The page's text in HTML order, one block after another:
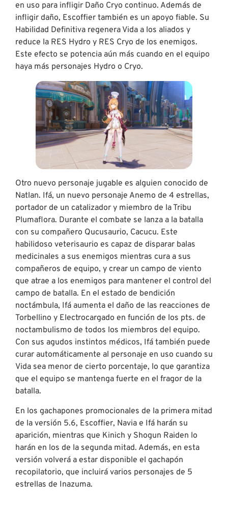
en uso para infligir Daño Cryo continuo. Además de
infligir daño, Escoffier también es un apoyo fiable. Su
Habilidad Definitiva regenera Vida a los aliados y
reduce la RES Hydro y RES Cryo de los enemigos.
Este efecto se potencia aún más cuando en el equipo
haya más personajes Hydro o Cryo.
Otro nuevo personaje jugable es alguien conocido de
Natlan. Ifá, un nuevo personaje Anemo de 4 estrellas,
portador de un catalizador y miembro de la Tribu
Plumaflora. Durante el combate se lanza a la batalla
con su compañero Qucusaurio, Cacucu. Este
habilidoso veterisaurio es capaz de disparar balas
medicinales a sus enemigos mientras cura a sus
compañeros de equipo, y crear un campo de viento
que atrae a los enemigos para mantener el control del
campo de batalla. En el estado de bendición
noctámbula, Ifá aumenta el daño de las reacciones de
Torbellino y Electrocargado en función de los pts. de
noctambulismo de todos los miembros del equipo.
Con sus agudos instintos médicos, Ifá también puede
curar automáticamente al personaje en uso cuando su
Vida sea menor de cierto porcentaje, lo que garantiza
que el equipo se mantenga fuerte en el fragor de la
batalla.
En los gachapones promocionales de la primera mitad
de la versión 5.6, Escoffier, Navia e Ifá harán su
aparición, mientras que Kinich y Shogun Raiden lo
harán en los de la segunda mitad. Además, en esta
versión volverá a estar disponible el gachapón
recopilatorio, que incluirá varios personajes de 5
estrellas de Inazuma.